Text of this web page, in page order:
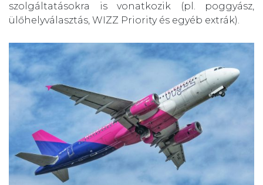
szolgáltatásokra is vonatkozik (pl. poggyász,
ülőhelyválasztás, WIZZ Priority és egyéb extrák).